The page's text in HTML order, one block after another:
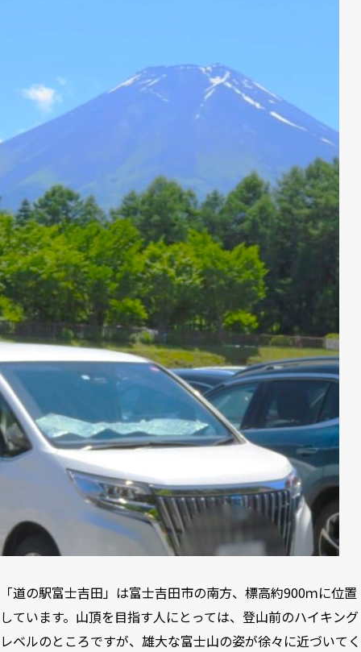
「道の駅富士吉田」は富士吉田市の南方、標高約900ｍに位置
しています。山頂を目指す人にとっては、登山前のハイキング
レベルのところですが、雄大な富士山の姿が徐々に近づいてく